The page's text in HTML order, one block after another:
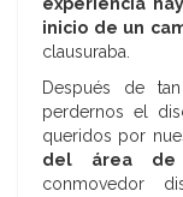
experiencia
inicio de un
clausuraba.
Después de
perdernos el
queridos por
del área
conmovedor